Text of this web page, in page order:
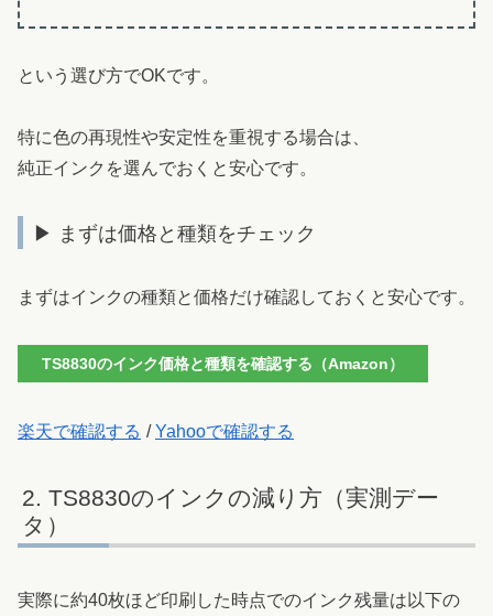
という選び方でOKです。
特に色の再現性や安定性を重視する場合は、
純正インクを選んでおくと安心です。
▶ まずは価格と種類をチェック
まずはインクの種類と価格だけ確認しておくと安心です。
TS8830のインク価格と種類を確認する（Amazon）
楽天で確認する /Yahooで確認する
TS8830のインクの減り方（実測デー
タ）
実際に約40枚ほど印刷した時点でのインク残量は以下の